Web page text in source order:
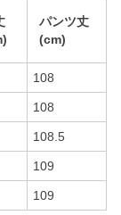
パンツ丈
(cm)
108
108
108.5
109
109